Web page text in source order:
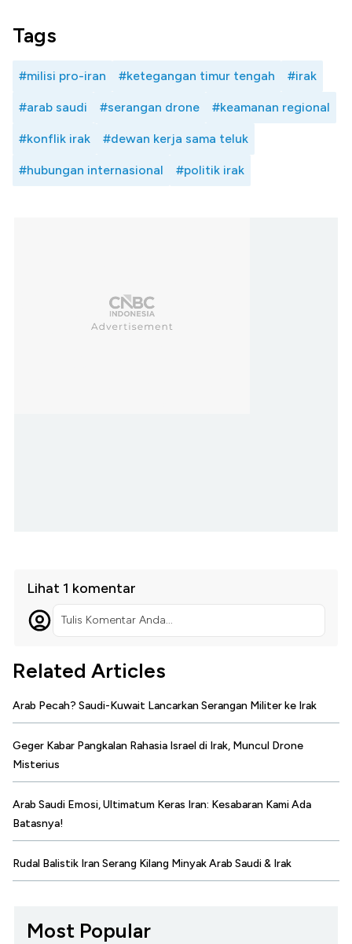
Tags
#milisi pro-iran #ketegangan timur tengah #irak
#arab saudi #serangan drone #keamanan regional
#konflik irak #dewan kerja sama teluk
#hubungan internasional #politik irak
Lihat 1 komentar
Tulis Komentar Anda...
Related Articles
Arab Pecah? Saudi-Kuwait Lancarkan Serangan Militer ke Irak
Geger Kabar Pangkalan Rahasia Israel di Irak, Muncul Drone
Misterius
Arab Saudi Emosi, Ultimatum Keras Iran: Kesabaran Kami Ada
Batasnya!
Rudal Balistik Iran Serang Kilang Minyak Arab Saudi & Irak
Most Popular